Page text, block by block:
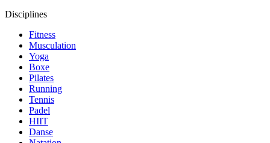
Disciplines
Fitness
Musculation
Yoga
Boxe
Pilates
Running
Tennis
Padel
HIIT
Danse